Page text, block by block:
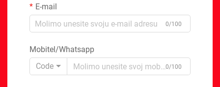
E-mail
0/100
Mobitel/Whatsapp
Code
0/100